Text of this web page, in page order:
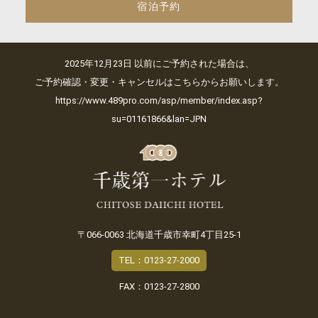
宿泊予約
2025年12月23日 以前にご予約された場合は、
ご予約確認・変更・キャンセルはこちらからお願いします。
https://www.489pro.com/asp/member/index.asp?
su=01161866&lan=JPN
〒066-0063 北海道千歳市幸町4丁目25-1
TEL：0123-27-2000
FAX：0123-27-2800